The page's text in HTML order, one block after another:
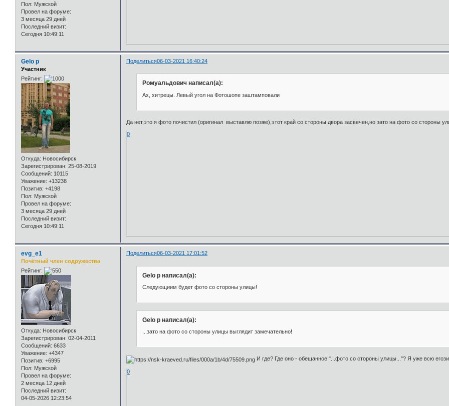
Пол: Мужской
Провел на форуме:
3 месяца 29 дней
Последний визит:
Сегодня 10:49:11
Поделиться06-03-2021 16:40:24
Gelo p
Участник
Рейтинг:
Откуда: Новосибирск
Зарегистрирован: 25-08-2019
Сообщений: 10115
Уважение: +13238
Позитив: +4198
Пол: Мужской
Провел на форуме:
3 месяца 29 дней
Последний визит:
Сегодня 10:49:11
Ромуальдович написал(а):
Ах, хитрецы. Левый угол на Фотошопе заштамповали
Да нет,это я фото почистил (оригинал выставлю позже),этот край со стороны двора засвечен,но зато на фото со стороны
0
Поделиться06-03-2021 17:01:52
evg_e1
Почётный член содружества
Рейтинг:
Откуда: Новосибирск
Зарегистрирован: 02-04-2011
Сообщений: 6633
Уважение: +4347
Позитив: +6995
Пол: Мужской
Провел на форуме:
2 месяца 12 дней
Последний визит:
04-05-2026 12:23:54
Gelo p написал(а):
Следующиим будет фото со стороны улицы!
Gelo p написал(а):
...зато на фото со стороны улицы выглядит замечательно!
И где? Где оно - обещанное "...фото со стороны улицы..."? Я уже всю
0